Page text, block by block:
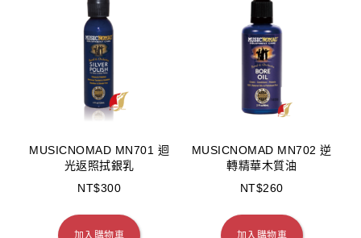
MUSICNOMAD MN701 迴
光返照拭銀乳
NT$300
加入購物車
MUSICNOMAD MN702 逆
轉精華木質油
NT$260
加入購物車